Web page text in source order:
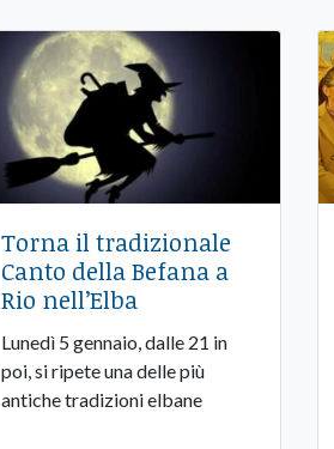
Torna il tradizionale
Canto della Befana a
Rio nell’Elba
Lunedì 5 gennaio, dalle 21 in
poi, si ripete una delle più
antiche tradizioni elbane